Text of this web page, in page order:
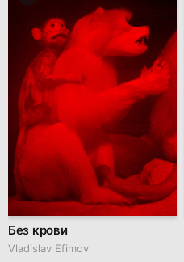
Без крови
Vladislav Efimov